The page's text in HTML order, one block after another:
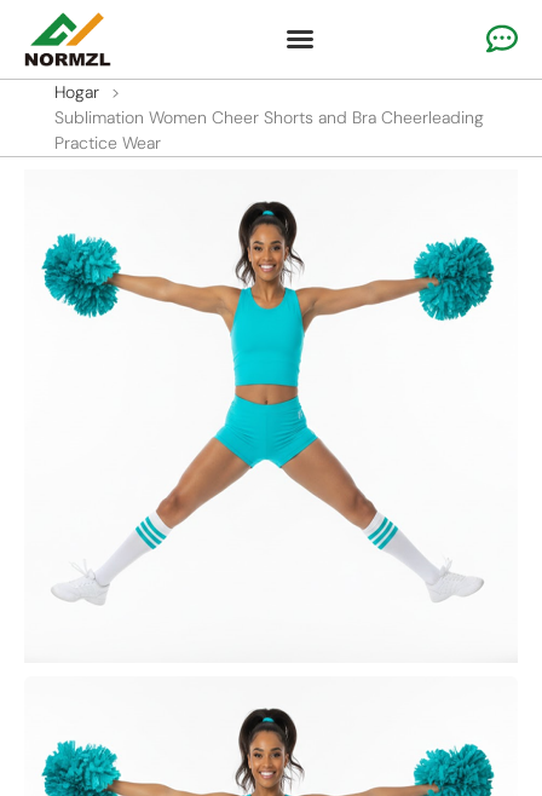
Hogar
>
Sublimation Women Cheer Shorts and Bra Cheerleading
Practice Wear